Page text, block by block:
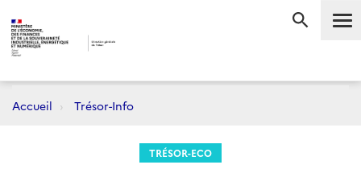
Accueil Trésor-Info
TRÉSOR-ECO